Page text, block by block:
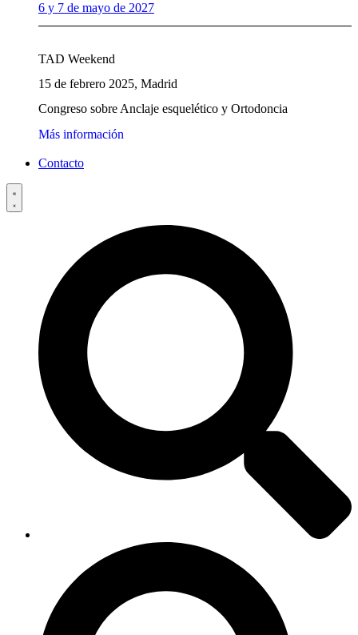
6 y 7 de mayo de 2027
TAD Weekend
15 de febrero 2025, Madrid
Congreso sobre Anclaje esquelético y Ortodoncia
Más información
Contacto